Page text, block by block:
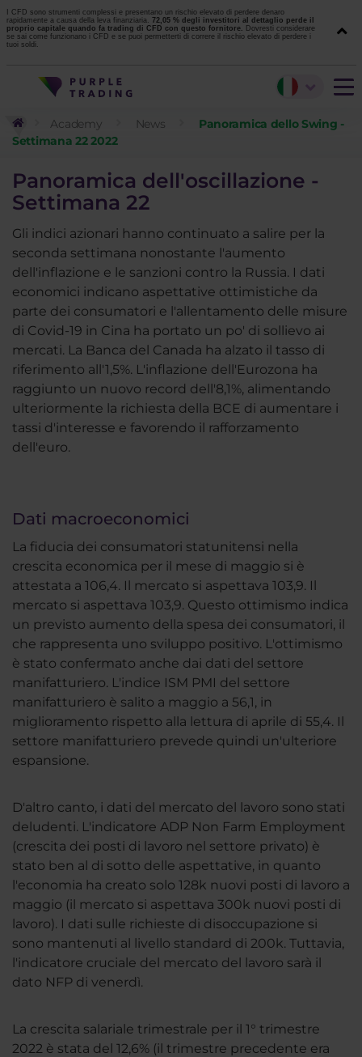
I CFD sono strumenti complessi e presentano un rischio elevato di perdere denaro
rapidamente a causa della leva finanziaria. 72,05 % degli investitori al dettaglio perde il
proprio capitale quando fa trading di CFD con questo fornitore. Dovresti considerare
se sai come funzionano i CFD e se puoi permetterti di correre il rischio elevato di perdere i
tuoi soldi.
Academy News
Panoramica dello Swing -
Settimana 22 2022
Panoramica dell'oscillazione -
Settimana 22
Gli indici azionari hanno continuato a salire per la
seconda settimana nonostante l'aumento
dell'inflazione e le sanzioni contro la Russia. I dati
economici indicano aspettative ottimistiche da
parte dei consumatori e l'allentamento delle misure
di Covid-19 in Cina ha portato un po' di sollievo ai
mercati. La Banca del Canada ha alzato il tasso di
riferimento all'1,5%. L'inflazione dell'Eurozona ha
raggiunto un nuovo record dell'8,1%, alimentando
ulteriormente la richiesta della BCE di aumentare i
tassi d'interesse e favorendo il rafforzamento
dell'euro.
Dati macroeconomici
La fiducia dei consumatori statunitensi nella
crescita economica per il mese di maggio si è
attestata a 106,4. Il mercato si aspettava 103,9. Il
mercato si aspettava 103,9. Questo ottimismo indica
un previsto aumento della spesa dei consumatori, il
che rappresenta uno sviluppo positivo. L'ottimismo
è stato confermato anche dai dati del settore
manifatturiero. L'indice ISM PMI del settore
manifatturiero è salito a maggio a 56,1, in
miglioramento rispetto alla lettura di aprile di 55,4. Il
settore manifatturiero prevede quindi un'ulteriore
espansione.
D'altro canto, i dati del mercato del lavoro sono stati
deludenti. L'indicatore ADP Non Farm Employment
(crescita dei posti di lavoro nel settore privato) è
stato ben al di sotto delle aspettative, in quanto
l'economia ha creato solo 128k nuovi posti di lavoro a
maggio (il mercato si aspettava 300k nuovi posti di
lavoro). I dati sulle richieste di disoccupazione si
sono mantenuti al livello standard di 200k. Tuttavia,
l'indicatore cruciale del mercato del lavoro sarà il
dato NFP di venerdì.
La crescita salariale trimestrale per il 1° trimestre
2022 è stata del 12,6% (il trimestre precedente era